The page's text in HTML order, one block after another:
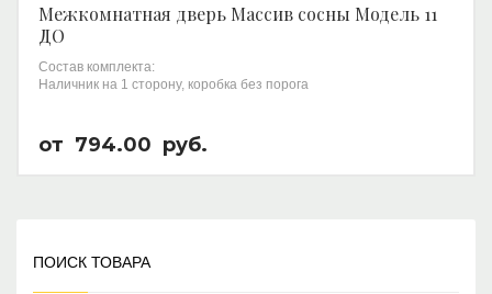
Межкомнатная дверь Массив сосны Модель 11
ДО
Состав комплекта:
Наличник на 1 сторону, коробка без порога
от 794.00 руб.
ПОИСК ТОВАРА